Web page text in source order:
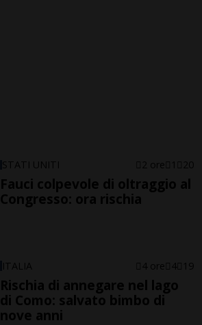
STATI UNITI 2 ore 1 20
Fauci colpevole di oltraggio al
Congresso: ora rischia
ITALIA 4 ore 4 19
Rischia di annegare nel lago
di Como: salvato bimbo di
nove anni